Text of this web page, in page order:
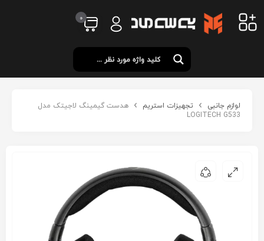
0
لوازم جانبی تجهیزات استریم
هدست گیمینگ لاجیتک مدل
LOGITECH G533